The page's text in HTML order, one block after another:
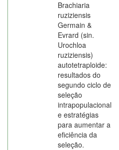
Brachiaria
ruziziensis
Germain &
Evrard (sin.
Urochloa
ruziziensis)
autotetraploide:
resultados do
segundo ciclo de
seleção
intrapopulacional
e estratégias
para aumentar a
eficiência da
seleção.